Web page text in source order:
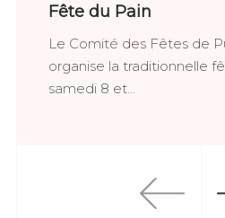
Fête du Pain
Le Comité des Fêtes de
organise la traditionnelle
samedi 8 et...